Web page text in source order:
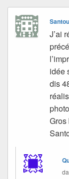
J’ai
idée
dis